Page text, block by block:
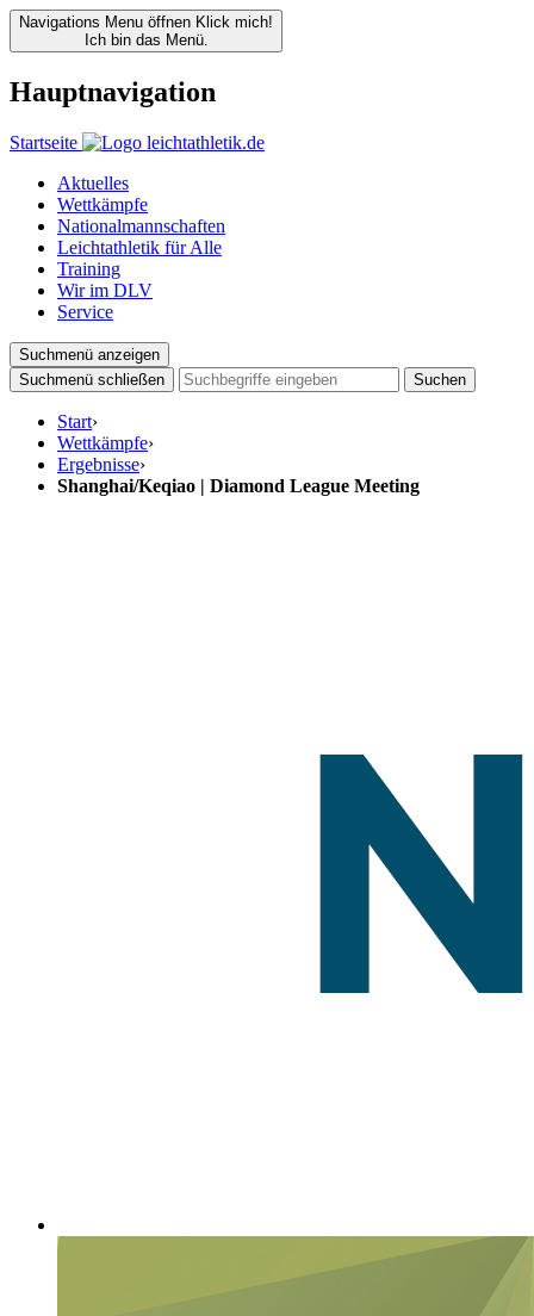
Navigations Menu öffnen Klick mich!
Ich bin das Menü.
Hauptnavigation
Startseite
Aktuelles
Wettkämpfe
Nationalmannschaften
Leichtathletik für Alle
Training
Wir im DLV
Service
Suchmenü anzeigen
Suchmenü schließen
Suchen
Start›
Wettkämpfe›
Ergebnisse›
Shanghai/Keqiao | Diamond League Meeting